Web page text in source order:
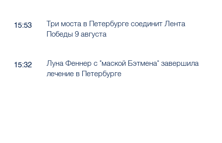
15:53
Три моста в Петербурге соединит Лента
Победы 9 августа
15:32
Луна Феннер с "маской Бэтмена" завершила
лечение в Петербурге